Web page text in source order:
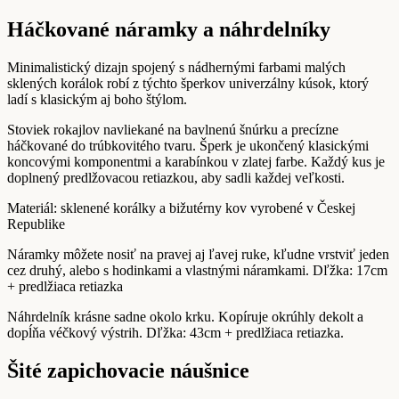
Háčkované náramky a náhrdelníky
Minimalistický dizajn spojený s nádhernými farbami malých
sklených korálok robí z týchto šperkov univerzálny kúsok, ktorý
ladí s klasickým aj boho štýlom.
Stoviek rokajlov navliekané na bavlnenú šnúrku a precízne
háčkované do trúbkovitého tvaru. Šperk je ukončený klasickými
koncovými komponentmi a karabínkou v zlatej farbe. Každý kus je
doplnený predlžovacou retiazkou, aby sadli každej veľkosti.
Materiál: sklenené korálky a bižutérny kov vyrobené v Českej
Republike
Náramky môžete nosiť na pravej aj ľavej ruke, kľudne vrstviť jeden
cez druhý, alebo s hodinkami a vlastnými náramkami. Dľžka: 17cm
+ predlžiaca retiazka
Náhrdelník krásne sadne okolo krku. Kopíruje okrúhly dekolt a
dopĺňa véčkový výstrih. Dľžka: 43cm + predlžiaca retiazka.
Šité zapichovacie náušnice